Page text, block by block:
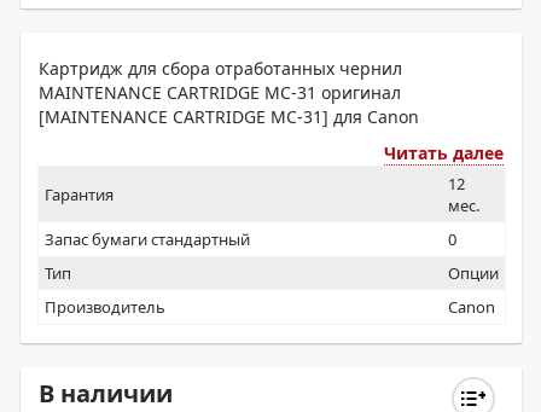
Картридж для сбора отработанных чернил
MAINTENANCE CARTRIDGE MC-31 оригинал
[MAINTENANCE CARTRIDGE MC-31] для Canon
Читать далее
Гарантия
12
мес.
Запас бумаги стандартный
0
Тип
Опции
Производитель
Canon
В наличии